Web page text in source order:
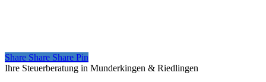
Share
Share Share Share Pin
Close
Ihre Steuerberatung in Munderkingen & Riedlingen